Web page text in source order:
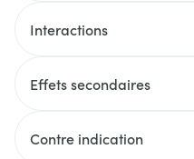
Interactions
Effets secondaires
Contre indication